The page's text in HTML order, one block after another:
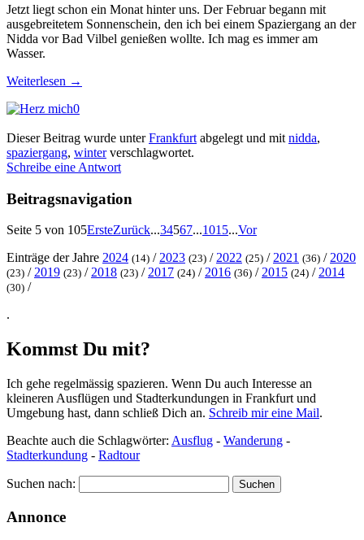
Jetzt liegt schon ein Monat hinter uns. Der Februar begann mit
ausgebreitetem Sonnenschein, den ich bei einem Spaziergang an der
Nidda vor Bad Vilbel genießen wollte. Ich mag es immer am
Wasser.
Weiterlesen →
0
Dieser Beitrag wurde unterFrankfurt abgelegt und mit nidda,
spaziergang, winterverschlagwortet.
Schreibe eine Antwort
Beitragsnavigation
Seite 5 von 105ErsteZurück...34567...1015...Vor
Einträge der Jahre 2024 (14) / 2023 (23) / 2022 (25) / 2021 (36) / 2020
(23) / 2019 (23) / 2018 (23) / 2017 (24) / 2016 (36) / 2015 (24) / 2014
(30) /
.
Kommst Du mit?
Ich gehe regelmässig spazieren. Wenn Du auch Interesse an
kleineren Ausflügen und Stadterkundungen in Frankfurt und
Umgebung hast, dann schließ Dich an. Schreib mir eine Mail.
Beachte auch die Schlagwörter: Ausflug - Wanderung -
Stadterkundung - Radtour
Suchen nach:
Annonce